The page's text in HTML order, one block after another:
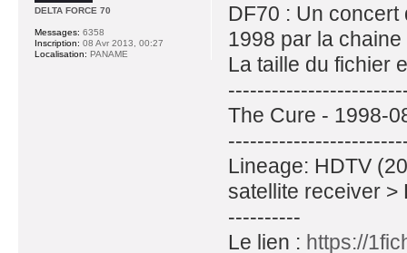
DF70 : Un concert
1998 par la
La taille du fichier
The Cure - 1998-
Lineage: HDTV
satellite receiver >
----------
Le lien : https://
DELTA FORCE 70
Messages: 6358
Inscription: 08 Avr 2013, 00:27
Localisation: PANAME